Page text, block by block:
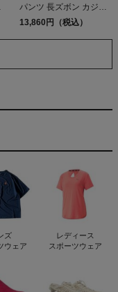
パンツ 長ズボン カジュ
アル パンツ NANGA
13,860円（税込）
ズ
ウェア
レディース
スポーツウェア